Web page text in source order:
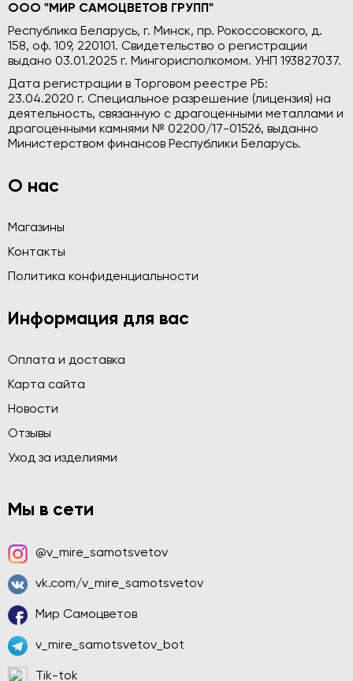
ООО "МИР САМОЦВЕТОВ ГРУПП"
Республика Беларусь, г. Минск, пр. Рокоссовского, д.
158, оф. 109, 220101. Свидетельство о регистрации
выдано 03.01.2025 г. Мингорисполкомом. УНП 193827037.
Дата регистрации в Торговом реестре РБ:
23.04.2020 г. Специальное разрешение (лицензия) на
деятельность, связанную с драгоценными металлами и
драгоценными камнями № 02200/17-01526, выданно
Министерством финансов Республики Беларусь.
О нас
Магазины
Контакты
Политика конфиденциальности
Информация для вас
Оплата и доставка
Карта сайта
Новости
Отзывы
Уход за изделиями
Мы в сети
@v_mire_samotsvetov
vk.com/v_mire_samotsvetov
Мир Самоцветов
v_mire_samotsvetov_bot
Tik-tok